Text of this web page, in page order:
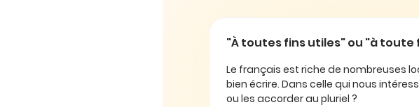
"À toutes fins utiles" ou "à toute
Le français est riche de nombreuses
bien écrire. Dans celle qui nous
ou les accorder au pluriel ?